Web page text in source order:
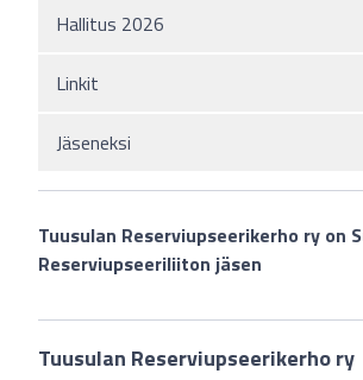
Hallitus 2026
Linkit
Jäseneksi
Tuusulan Reserviupseerikerho ry on
Reserviupseeriliiton jäsen
Tuusulan Reserviupseerikerho ry